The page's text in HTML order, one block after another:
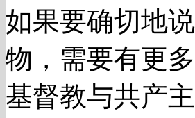
如果要确切地
物，需要有更
基督教与共产